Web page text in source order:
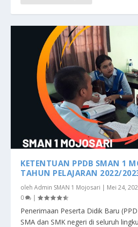
KETENTUAN PPDB SMAN 1
TAHUN PELAJARAN 2022/
olehAdmin SMAN 1 Mojosari | Mei 24,
0
|
Penerimaan Peserta Didik Baru
SMA dan SMK negeri di seluruh